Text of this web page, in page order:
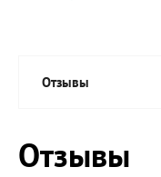
Отзывы
Отзывы